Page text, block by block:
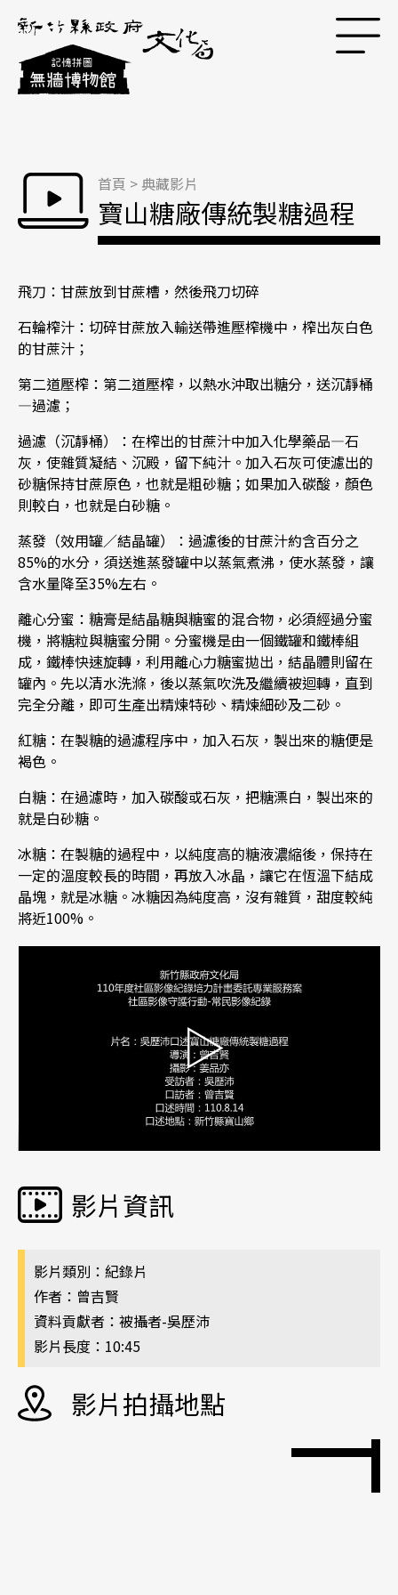
跳到主要內容區塊
首頁 > 典藏影片
寶山糖廠傳統製糖過程
飛刀：甘蔗放到甘蔗槽，然後飛刀切碎
石輪榨汁：切碎甘蔗放入輸送帶進壓榨機中，榨出灰白色
的甘蔗汁；
第二道壓榨：第二道壓榨，以熱水沖取出糖分，送沉靜桶
—過濾；
過濾（沉靜桶）：在榨出的甘蔗汁中加入化學藥品—石
灰，使雜質凝結、沉殿，留下純汁。加入石灰可使濾出的
砂糖保持甘蔗原色，也就是粗砂糖；如果加入碳酸，顏色
則較白，也就是白砂糖。
蒸發（效用罐／結晶罐）：過濾後的甘蔗汁約含百分之
85%的水分，須送進蒸發罐中以蒸氣煮沸，使水蒸發，讓
含水量降至35%左右。
離心分蜜：糖膏是結晶糖與糖蜜的混合物，必須經過分蜜
機，將糖粒與糖蜜分開。分蜜機是由一個鐵罐和鐵棒組
成，鐵棒快速旋轉，利用離心力糖蜜拋出，結晶體則留在
罐內。先以清水洗滌，後以蒸氣吹洗及繼續被迴轉，直到
完全分離，即可生產出精煉特砂、精煉細砂及二砂。
紅糖：在製糖的過濾程序中，加入石灰，製出來的糖便是
褐色。
白糖：在過濾時，加入碳酸或石灰，把糖漂白，製出來的
就是白砂糖。
冰糖：在製糖的過程中，以純度高的糖液濃縮後，保持在
一定的溫度較長的時間，再放入冰晶，讓它在恆溫下結成
晶塊，就是冰糖。冰糖因為純度高，沒有雜質，甜度較純
將近100%。
影片資訊
影片類別：紀錄片
作者：曾吉賢
資料貢獻者：被攝者-吳歷沛
影片長度：10:45
影片拍攝地點